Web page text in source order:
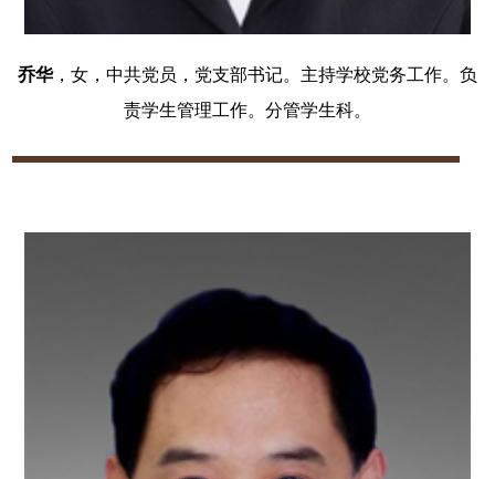
乔华，女，中共党员，党支部书记。主持学校党务工作。负
责学生管理工作。分管学生科。